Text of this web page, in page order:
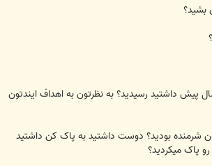
به هدفی که 10 سال پیش داشتید رسیدید؟ به نظرتون به اهداف ایندتون
شرمنده بودید؟ دوست داشتید به پاک کن داشتید
پاک میکردید؟